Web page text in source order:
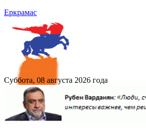
Еркрамас
Суббота, 08 августа 2026 года